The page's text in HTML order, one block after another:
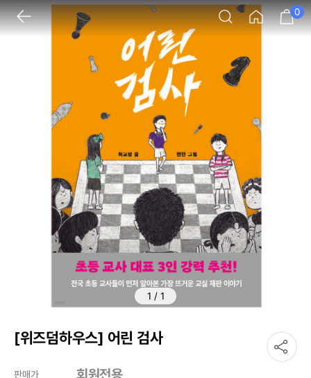
0
1 / 1
[위즈덤하우스] 어린 검사
판매가 회원전용